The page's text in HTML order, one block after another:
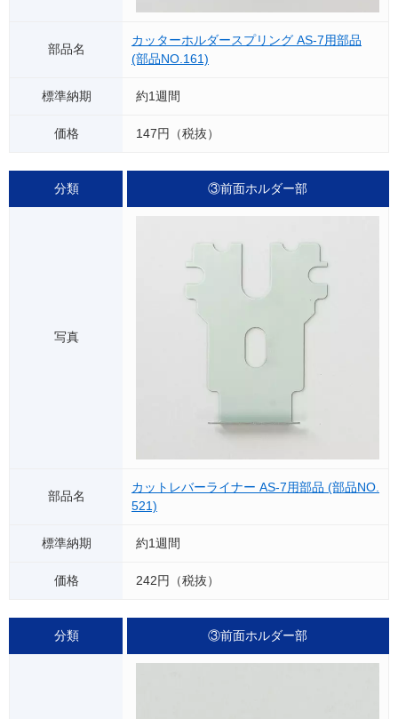
カッターホルダースプリング AS-7用部品
(部品NO.161)
約1週間
147円（税抜）
③前面ホルダー部
カットレバーライナー AS-7用部品 (部品NO.
521)
約1週間
242円（税抜）
③前面ホルダー部